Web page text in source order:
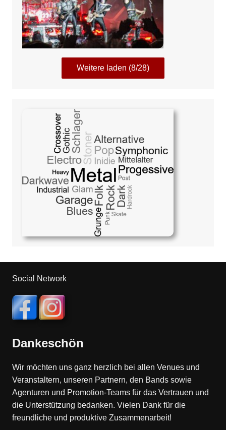
Weitere laden (8/28)
Social Network
Dankeschön
Wir möchten uns ganz herzlich bei allen Venues und
Veranstaltern, unseren Partnern, den Bands sowie
Agenturen und Promotion-Teams für das Vertrauen und
die Unterstützung bedanken. Vielen Dank für die
freundliche und produktive Zusammenarbeit!